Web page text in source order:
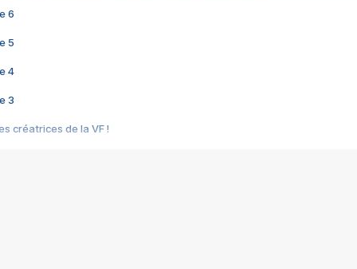
6
5
4
3
créatrices de la VF !